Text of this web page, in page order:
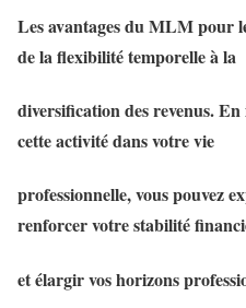
Les avantages du MLM pour
de la flexibilité temporelle à la
diversification des revenus.
cette activité dans votre vie
professionnelle, vous pouvez
renforcer votre stabilité
et élargir vos horizons